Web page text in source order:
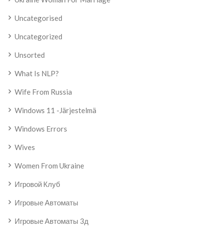
Uncategorised
Uncategorized
Unsorted
What Is NLP?
Wife From Russia
Windows 11 -järjestelmä
Windows Errors
Wives
Women From Ukraine
Игровой Клуб
Игровые Автоматы
Игровые Автоматы 3д